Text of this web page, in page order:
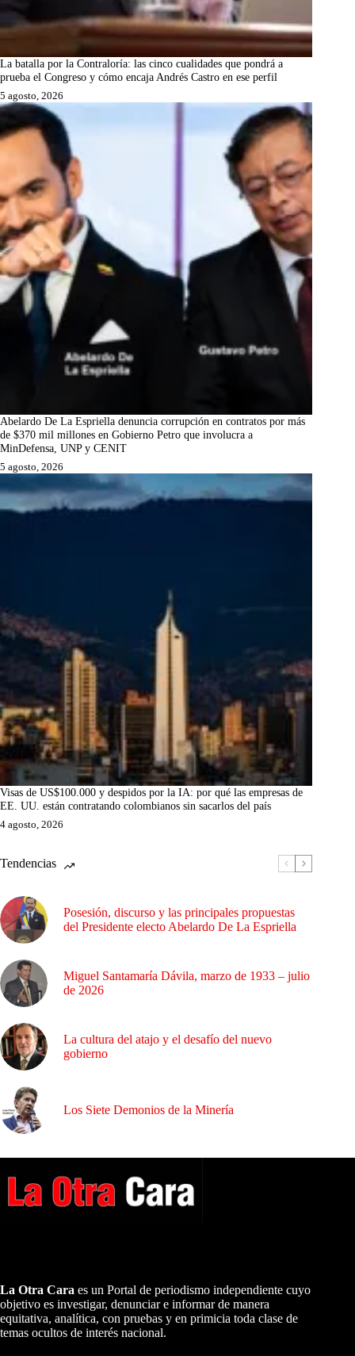
La batalla por la Contraloría: las cinco cualidades que pondrá a
prueba el Congreso y cómo encaja Andrés Castro en ese perfil
5 agosto, 2026
Abelardo De La Espriella denuncia corrupción en contratos por más
de $370 mil millones en Gobierno Petro que involucra a
MinDefensa, UNP y CENIT
5 agosto, 2026
Visas de US$100.000 y despidos por la IA: por qué las empresas de
EE. UU. están contratando colombianos sin sacarlos del país
4 agosto, 2026
Tendencias
Posesión, discurso y las principales propuestas
del Presidente electo Abelardo De La Espriella
Miguel Santamaría Dávila, marzo de 1933 – julio
de 2026
La cultura del atajo y el desafío del nuevo
gobierno
Los Siete Demonios de la Minería
La Otra Cara es un Portal de periodismo independiente cuyo
objetivo es investigar, denunciar e informar de manera
equitativa, analítica, con pruebas y en primicia toda clase de
temas ocultos de interés nacional.